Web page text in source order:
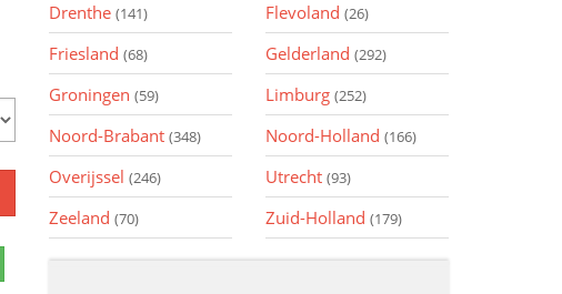
Drenthe (141) Flevoland (26)
Friesland (68) Gelderland (292)
Groningen (59) Limburg (252)
Noord-Brabant (348) Noord-Holland (166)
Overijssel (246) Utrecht (93)
Zeeland (70) Zuid-Holland (179)